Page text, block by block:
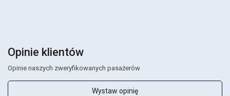
Opinie klientów
Opinie naszych zweryfikowanych pasażerów
Wystaw opinię